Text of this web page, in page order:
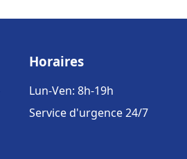
Horaires
Lun-Ven: 8h-19h
Service d'urgence 24/7